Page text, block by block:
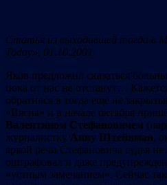
Cтатья из выходившей тогда в
Today», 01.10.2001
Яков предложил сказаться
пока от нас не отстанут…
обратился в тогда ещё не
«Вясна» и в начале октября
Валентином Стефановичем
журналистку Анну Штейнман,
яркой речи Стефановича судья
оштрафовал и даже
«устным замечанием». Cейчас